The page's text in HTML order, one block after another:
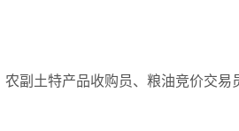
土特产品收购员、粮油竞价交易